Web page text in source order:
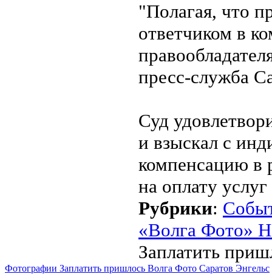
"Полагая, что
ответчиком в
пресс-служба
Суд
и взыскал с
компенсацию в
на оплату
Рубрики:
«Волга Фото»
Заплатить
Фотографии Заплатить пришлось Волга Фото Саратов Энгельс